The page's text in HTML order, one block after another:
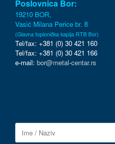
Poslovnica Bor:
19210 BOR,
Vasić Milana Perice br. 8
(Glavna topionička kapija RTB Bor)
Tel/fax: +381 (0) 30 421 160
Tel/fax: +381 (0) 30 421 166
e-mail: bor@metal-centar.rs